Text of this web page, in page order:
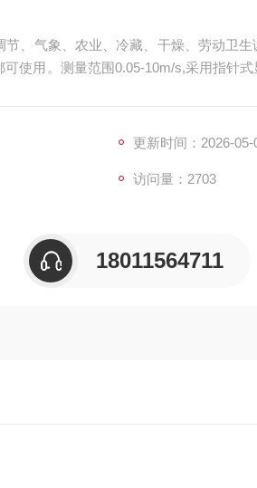
节、气象、农业、冷藏、干燥、劳动卫
使用。测量范围0.05-10m/s,采用指针
更新时间：2026-05-
访问量：2703
18011564711